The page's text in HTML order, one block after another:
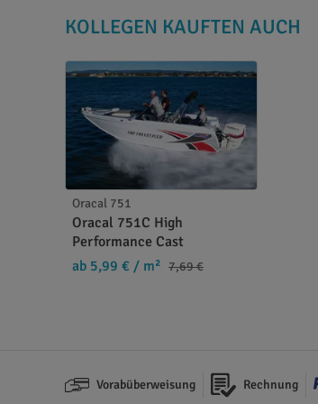
Verfügung stellen, sodass diese
exakten Farbwünsche mitteilen
Verfügung stellen können.
KOLLEGEN KAUFTEN AUCH
Oracal 751
Oracal 751C High
Performance Cast
ab 5,99 € / m² 7,69 €
Vorabüberweisung Rechnung